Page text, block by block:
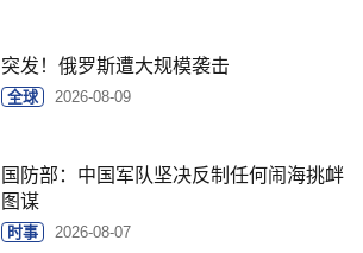
突发！俄罗斯遭大规模袭击
全球 2026-08-09
国防部：中国军队坚决反制任何闹海挑衅
图谋
时事 2026-08-07